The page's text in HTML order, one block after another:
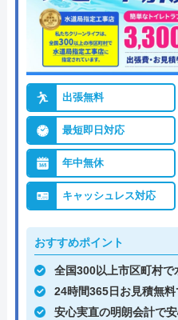
出張無料
最短即日対応
年中無休
キャッシュレス対応
おすすめポイント
全国300以上市区町村で
24時間365日お見積無
安心実直の明朗会計で安